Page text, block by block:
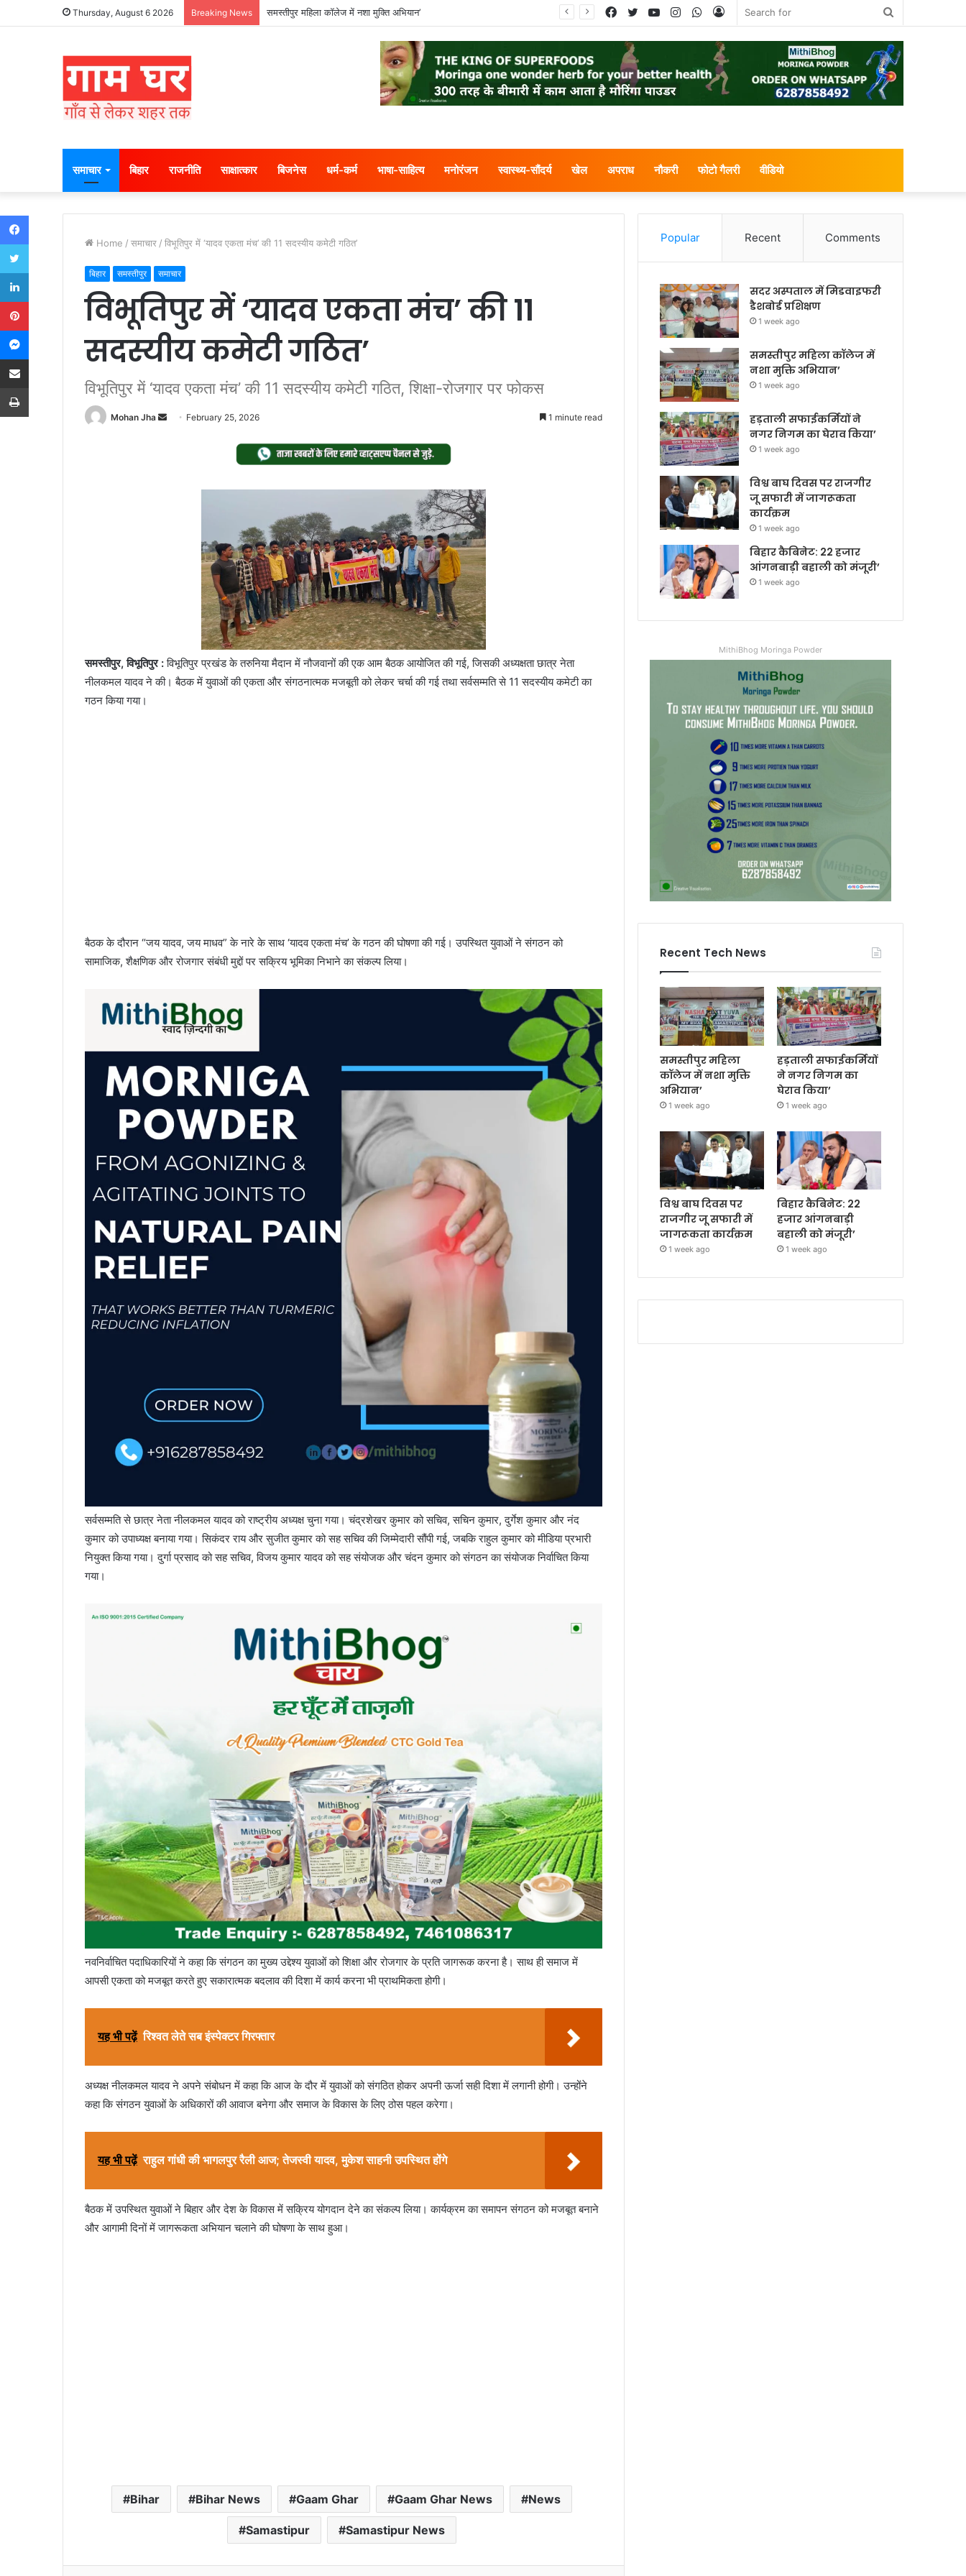
Thursday, August 6 2026 Breaking News समस्तीपुर महिला कॉलेज में नशा मुक्ति अभियान’
Log
WhatsApp
Instagram
YouTube
Twitter
Facebook
समाचार बिहार राजनीति साक्षात्कार बिजनेस धर्म-कर्म भाषा-साहित्य मनोरंजन स्वास्थ्य-सौंदर्य खेल अपराध नौकरी फोटो गैलरी वीडियो
Home / समाचार / विभूतिपुर में ‘यादव एकता मंच’ की 11 सदस्यीय कमेटी गठित’
बिहार समस्तीपुर समाचार
विभूतिपुर में ‘यादव एकता मंच’ की 11
सदस्यीय कमेटी गठित’
विभूतिपुर में ‘यादव एकता मंच’ की 11 सदस्यीय कमेटी गठित, शिक्षा-रोजगार पर फोकस
Mohan Jha
Send February 25, 2026 1 minute read
समस्तीपुर, विभूतिपुर :विभूतिपुर प्रखंड के तरुनिया मैदान में नौजवानों की एक आम बैठक आयोजित की गई, जिसकी अध्यक्षता छात्र नेता
नीलकमल यादव ने की। बैठक में युवाओं की एकता और संगठनात्मक मजबूती को लेकर चर्चा की गई तथा सर्वसम्मति से 11 सदस्यीय कमेटी का
गठन किया गया।
बैठक के दौरान “जय यादव, जय माधव” के नारे के साथ ‘यादव एकता मंच’ के गठन की घोषणा की गई। उपस्थित युवाओं ने संगठन को
सामाजिक, शैक्षणिक और रोजगार संबंधी मुद्दों पर सक्रिय भूमिका निभाने का संकल्प लिया।
सर्वसम्मति से छात्र नेता नीलकमल यादव को राष्ट्रीय अध्यक्ष चुना गया। चंद्रशेखर कुमार को सचिव, सचिन कुमार, दुर्गेश कुमार और नंद
कुमार को उपाध्यक्ष बनाया गया। सिकंदर राय और सुजीत कुमार को सह सचिव की जिम्मेदारी सौंपी गई, जबकि राहुल कुमार को मीडिया प्रभारी
नियुक्त किया गया। दुर्गा प्रसाद को सह सचिव, विजय कुमार यादव को सह संयोजक और चंदन कुमार को संगठन का संयोजक निर्वाचित किया
गया।
नवनिर्वाचित पदाधिकारियों ने कहा कि संगठन का मुख्य उद्देश्य युवाओं को शिक्षा और रोजगार के प्रति जागरूक करना है। साथ ही समाज में
आपसी एकता को मजबूत करते हुए सकारात्मक बदलाव की दिशा में कार्य करना भी प्राथमिकता होगी।
यह भी पढ़ें रिश्वत लेते सब इंस्पेक्टर गिरफ्तार
अध्यक्ष नीलकमल यादव ने अपने संबोधन में कहा कि आज के दौर में युवाओं को संगठित होकर अपनी ऊर्जा सही दिशा में लगानी होगी। उन्होंने
कहा कि संगठन युवाओं के अधिकारों की आवाज बनेगा और समाज के विकास के लिए ठोस पहल करेगा।
यह भी पढ़ें राहुल गांधी की भागलपुर रैली आज; तेजस्वी यादव, मुकेश साहनी उपस्थित होंगे
बैठक में उपस्थित युवाओं ने बिहार और देश के विकास में सक्रिय योगदान देने का संकल्प लिया। कार्यक्रम का समापन संगठन को मजबूत बनाने
और आगामी दिनों में जागरूकता अभियान चलाने की घोषणा के साथ हुआ।
Bihar Bihar News Gaam Ghar Gaam Ghar News News
Samastipur Samastipur News
Popular Recent Comments
सदर अस्पताल में मिडवाइफरी
डैशबोर्ड प्रशिक्षण
1 week ago
समस्तीपुर महिला कॉलेज में
नशा मुक्ति अभियान’
1 week ago
हड़ताली सफाईकर्मियों ने
नगर निगम का घेराव किया’
1 week ago
विश्व बाघ दिवस पर राजगीर
जू सफारी में जागरूकता
कार्यक्रम
1 week ago
बिहार कैबिनेट: 22 हजार
आंगनबाड़ी बहाली को मंजूरी’
1 week ago
MithiBhog Moringa Powder
Recent Tech News
समस्तीपुर महिला
कॉलेज में नशा मुक्ति
अभियान’
1 week ago
हड़ताली सफाईकर्मियों
ने नगर निगम का
घेराव किया’
1 week ago
विश्व बाघ दिवस पर
राजगीर जू सफारी में
जागरूकता कार्यक्रम
1 week ago
बिहार कैबिनेट: 22
हजार आंगनबाड़ी
बहाली को मंजूरी’
1 week ago
Facebook
Twitter
LinkedIn
Pinterest
Messenger
Share via Email